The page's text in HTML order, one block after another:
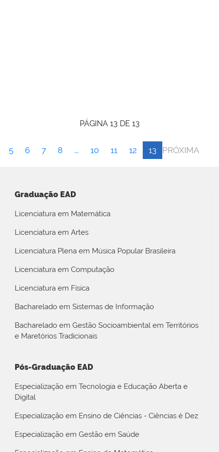
PÁGINA 13 DE 13
5 6 7 8 ... 10 11 12 13 PRÓXIMA
Graduação EAD
Licenciatura em Matemática
Licenciatura em Artes
Licenciatura Plena em Música Popular Brasileira
Licenciatura em Computação
Licenciatura em Física
Bacharelado em Sistemas de Informação
Bacharelado em Gestão Socioambiental em Territórios
e Maretórios Tradicionais
Pós-Graduação EAD
Especialização em Tecnologia e Educação Aberta e
Digital
Especialização em Ensino de Ciências - Ciências é Dez
Especialização em Gestão em Saúde